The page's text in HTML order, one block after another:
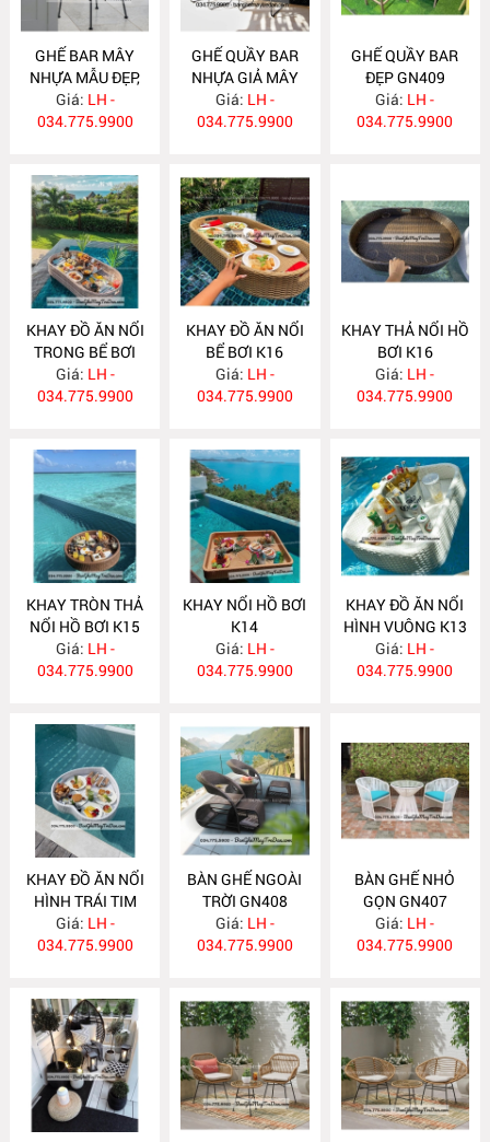
GHẾ BAR MÂY
NHỰA MẪU ĐẸP,
ĐỘC ĐÁO GN411
Giá: LH -
034.775.9900
GHẾ QUẦY BAR
NHỰA GIẢ MÂY
GN410
Giá: LH -
034.775.9900
GHẾ QUẦY BAR
ĐẸP GN409
Giá: LH -
034.775.9900
KHAY ĐỒ ĂN NỔI
TRONG BỂ BƠI
K17
Giá: LH -
034.775.9900
KHAY ĐỒ ĂN NỔI
BỂ BƠI K16
Giá: LH -
034.775.9900
KHAY THẢ NỔI HỒ
BƠI K16
Giá: LH -
034.775.9900
KHAY TRÒN THẢ
NỔI HỒ BƠI K15
Giá: LH -
034.775.9900
KHAY NỔI HỒ BƠI
K14
Giá: LH -
034.775.9900
KHAY ĐỒ ĂN NỔI
HÌNH VUÔNG K13
Giá: LH -
034.775.9900
KHAY ĐỒ ĂN NỔI
HÌNH TRÁI TIM
K12
Giá: LH -
034.775.9900
BÀN GHẾ NGOÀI
TRỜI GN408
Giá: LH -
034.775.9900
BÀN GHẾ NHỎ
GỌN GN407
Giá: LH -
034.775.9900